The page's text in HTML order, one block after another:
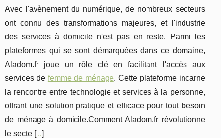
Avec l'avènement du numérique, de nombreux secteurs
ont connu des transformations majeures, et l'industrie
des services à domicile n'est pas en reste. Parmi les
plateformes qui se sont démarquées dans ce domaine,
Aladom.fr joue un rôle clé en facilitant l'accès aux
services de femme de ménage. Cette plateforme incarne
la rencontre entre technologie et services à la personne,
offrant une solution pratique et efficace pour tout besoin
de ménage à domicile.Comment Aladom.fr révolutionne
le secte [...]